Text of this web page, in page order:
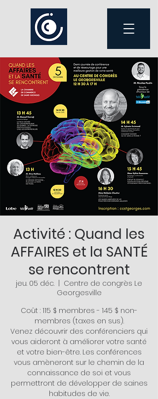
Activité : Quand les
AFFAIRES et la SANTÉ
se rencontrent
jeu. 05 déc.
Centre de congrès Le
Georgesville
Coût : 115 $ membres - 145 $ non-
membres (taxes en sus).
Venez découvrir des conférenciers qui
vous aideront à améliorer votre santé
et votre bien-être. Les conférences
vous amèneront sur le chemin de la
connaissance de soi et vous
permettront de développer de saines
habitudes de vie.